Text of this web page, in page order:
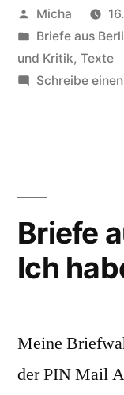
Veröffentlicht
von
Micha
Veröffentlicht
unter
Briefe aus
und Kritik, Texte
Schreibe
Briefe
Ich
Meine
der PIN Mail